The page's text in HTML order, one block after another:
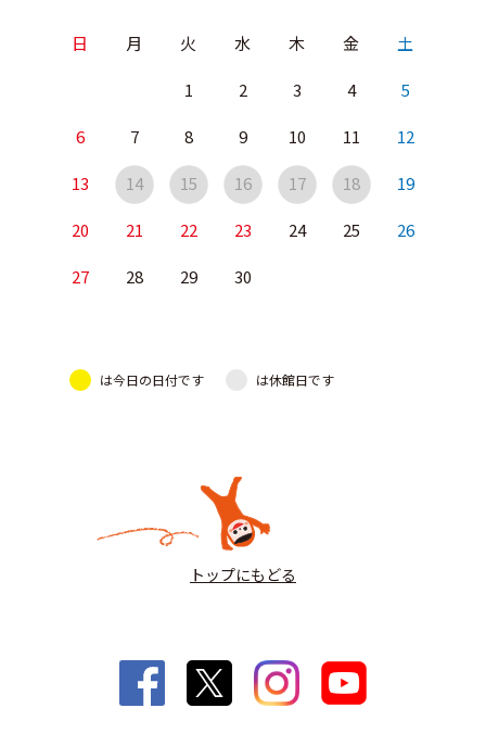
日 月 火 水 木 金 土
1 2 3 4 5
6 7 8 9 10 11 12
13 14 15 16 17 18 19
20 21 22 23 24 25 26
27 28 29 30
は今日の日付です は休館日です
トップにもどる